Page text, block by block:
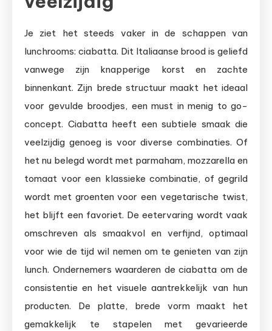
Je ziet het steeds vaker in de schappen van
lunchrooms: ciabatta. Dit Italiaanse brood is geliefd
vanwege zijn knapperige korst en zachte
binnenkant. Zijn brede structuur maakt het ideaal
voor gevulde broodjes, een must in menig to go-
concept. Ciabatta heeft een subtiele smaak die
veelzijdig genoeg is voor diverse combinaties. Of
het nu belegd wordt met parmaham, mozzarella en
tomaat voor een klassieke combinatie, of gegrild
wordt met groenten voor een vegetarische twist,
het blijft een favoriet. De eetervaring wordt vaak
omschreven als smaakvol en verfijnd, optimaal
voor wie de tijd wil nemen om te genieten van zijn
lunch. Ondernemers waarderen de ciabatta om de
consistentie en het visuele aantrekkelijk van hun
producten. De platte, brede vorm maakt het
gemakkelijk te stapelen met gevarieerde